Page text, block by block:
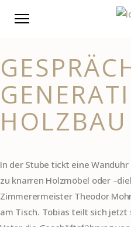
In der Stube tickt eine
zu knarren Holzmöbel oder
Zimmerermeister Theodor
am Tisch. Tobias teilt sich jetzt